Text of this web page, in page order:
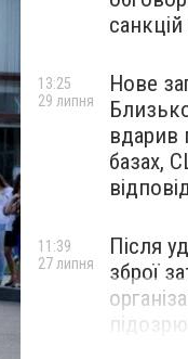
Нове
вдарив
базах,
13:25
29 липня
Після
зброї
11:39
27 липня